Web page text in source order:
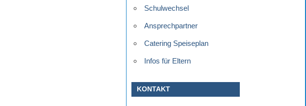
Schulwechsel
Ansprechpartner
Catering Speiseplan
Infos für Eltern
KONTAKT